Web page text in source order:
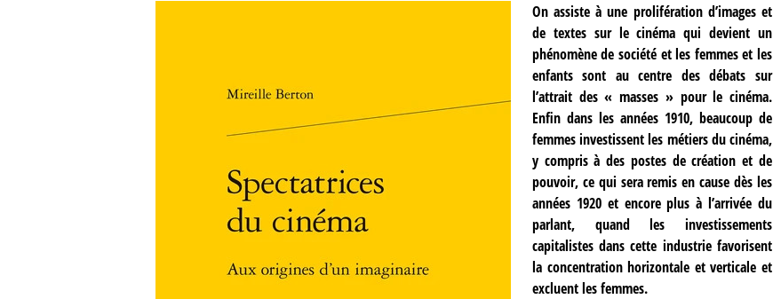
On assiste à une prolifération d’images et
de textes sur le cinéma qui devient un
phénomène de société et les femmes et les
enfants sont au centre des débats sur
l’attrait des « masses » pour le cinéma.
Enfin dans les années 1910, beaucoup de
femmes investissent les métiers du cinéma,
y compris à des postes de création et de
pouvoir, ce qui sera remis en cause dès les
années 1920 et encore plus à l’arrivée du
parlant, quand les investissements
capitalistes dans cette industrie favorisent
la concentration horizontale et verticale et
excluent les femmes.